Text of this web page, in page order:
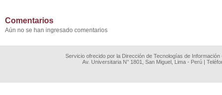
Comentarios
Aún no se han ingresado comentarios
Servicio ofrecido por la Dirección de Tecnologías de
Av. Universitaria N° 1801, San Miguel, Lima - Perú |